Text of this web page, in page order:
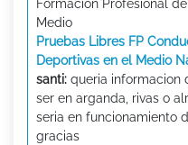
Formación Profesional
Medio
Pruebas Libres FP
Deportivas en el Medio
santi: queria informacion
ser en arganda, rivas o
seria en funcionamiento
gracias